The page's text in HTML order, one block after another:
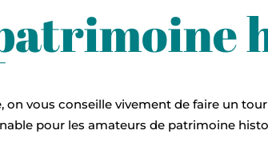
vous conseille vivement de faire un
pour les amateurs de patrimoine